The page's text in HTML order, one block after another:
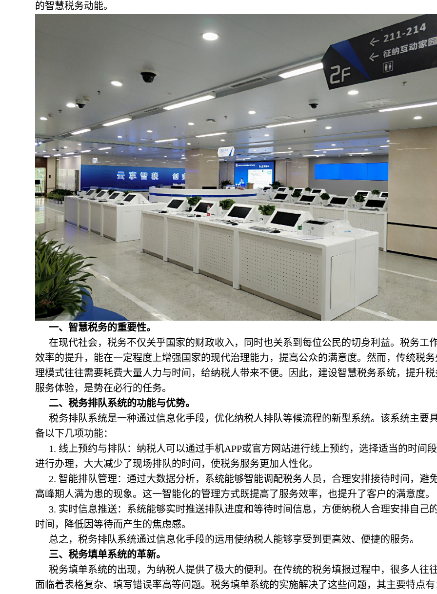
的智慧税务动能。
一、智慧税务的重要性。
在现代社会，税务不仅关乎国家的财政收入，同时也关系到每位公民的切身利益。税务工
效率的提升，能在一定程度上增强国家的现代治理能力，提高公众的满意度。然而，传统税务
理模式往往需要耗费大量人力与时间，给纳税人带来不便。因此，建设智慧税务系统，提升税
服务体验，是势在必行的任务。
二、税务排队系统的功能与优势。
税务排队系统是一种通过信息化手段，优化纳税人排队等候流程的新型系统。该系统主要
备以下几项功能：
1. 线上预约与排队：纳税人可以通过手机APP或官方网站进行线上预约，选择适当的时间段
进行办理，大大减少了现场排队的时间，使税务服务更加人性化。
2. 智能排队管理：通过大数据分析，系统能够智能调配税务人员，合理安排接待时间，避
高峰期人满为患的现象。这一智能化的管理方式既提高了服务效率，也提升了客户的满意度。
3. 实时信息推送：系统能够实时推送排队进度和等待时间信息，方便纳税人合理安排自己
时间，降低因等待而产生的焦虑感。
总之，税务排队系统通过信息化手段的运用使纳税人能够享受到更高效、便捷的服务。
三、税务填单系统的革新。
税务填单系统的出现，为纳税人提供了极大的便利。在传统的税务填报过程中，很多人往
面临着表格复杂、填写错误率高等问题。税务填单系统的实施解决了这些问题，其主要特点有